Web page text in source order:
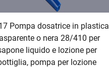
Pompa dosatrice in plastica
o nera 28/410 per
liquido e lozione per
pompa per lozione